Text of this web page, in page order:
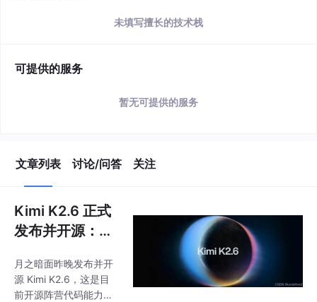
未填写擅长的技术栈
可提供的服务
暂无可提供的服务
文章列表 讨论/问答 关注
Kimi K2.6 正式
发布并开源：连
代码，开源模型
里谁是「代码之
月之暗面昨晚发布并开
源 Kimi K2.6，这是目
前开源阵营代码能力最